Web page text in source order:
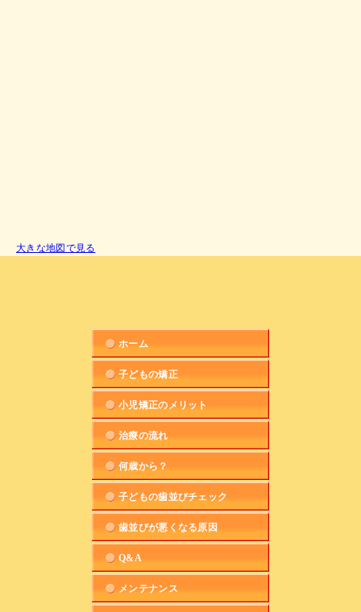
大きな地図で見る
ホーム
子どもの矯正
小児矯正のメリット
治療の流れ
何歳から？
子どもの歯並びチェック
歯並びが悪くなる原因
Q&A
メンテナンス